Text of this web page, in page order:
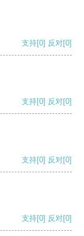
支持[0] 反对[0]
支持[0] 反对[0]
支持[0] 反对[0]
支持[0] 反对[0]